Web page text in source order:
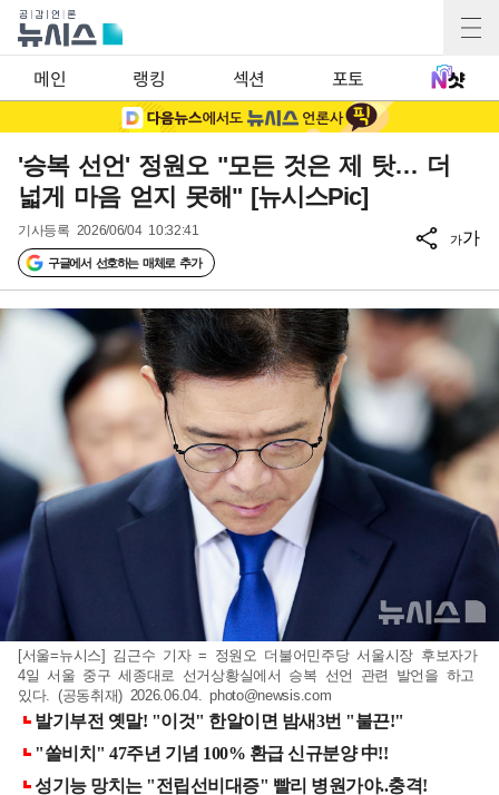
메인 랭킹 섹션 포토
'승복 선언' 정원오 "모든 것은 제 탓… 더
넓게 마음 얻지 못해" [뉴시스Pic]
기사등록 2026/06/04 10:32:41
구글에서 선호하는 매체로 추가
가가
[서울=뉴시스] 김근수 기자 = 정원오 더불어민주당 서울시장 후보자가
4일 서울 중구 세종대로 선거상황실에서 승복 선언 관련 발언을 하고
있다. (공동취재) 2026.06.04.photo@newsis.com